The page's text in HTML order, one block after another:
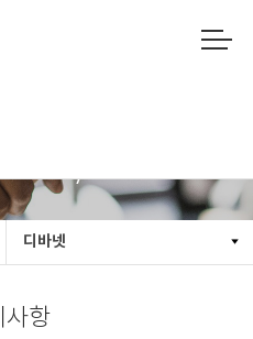
Buy
디바넷
사항